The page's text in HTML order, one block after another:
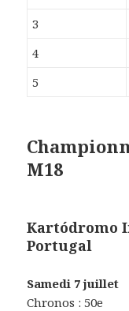
3
4
5
M18
Kartódromo
Portugal
Samedi 7 juillet
Chronos : 50e